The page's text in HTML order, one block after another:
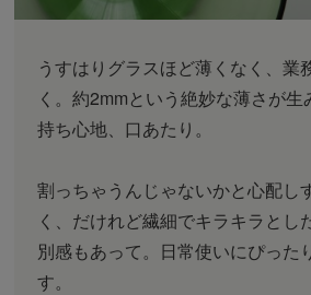
うすはりグラスほど薄くなく、業
く。約2mmという絶妙な薄さが
持ち心地、口あたり。
割っちゃうんじゃないかと心配し
く、だけれど繊細でキラキラとし
別感もあって。日常使いにぴった
す。